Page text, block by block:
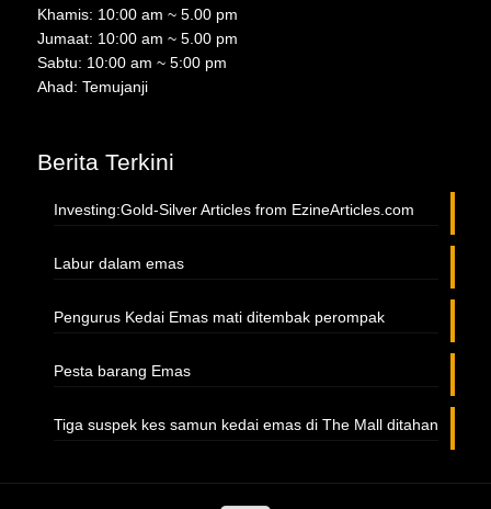
Khamis: 10:00 am ~ 5.00 pm
Jumaat: 10:00 am ~ 5.00 pm
Sabtu: 10:00 am ~ 5:00 pm
Ahad: Temujanji
Berita Terkini
Investing:Gold-Silver Articles from EzineArticles.com
Labur dalam emas
Pengurus Kedai Emas mati ditembak perompak
Pesta barang Emas
Tiga suspek kes samun kedai emas di The Mall ditahan